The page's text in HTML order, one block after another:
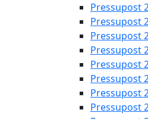
Pressupost
Pressupost
Pressupost
Pressupost
Pressupost
Pressupost
Pressupost
Pressupost